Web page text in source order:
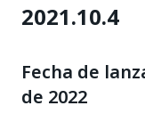
2021.10.4
Fecha de
de 2022